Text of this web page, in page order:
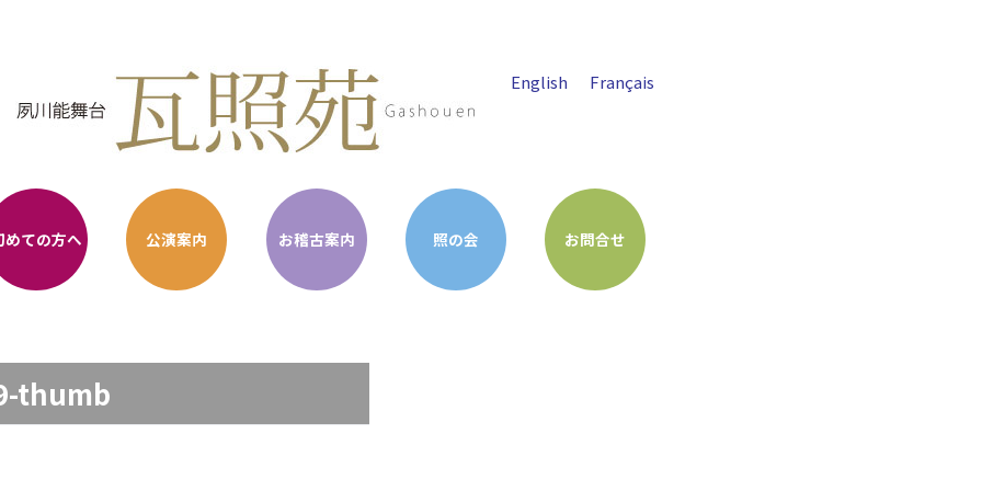
English Français
めての方へ 公演案内 お稽古案内 照の会 お問合せ
thumb